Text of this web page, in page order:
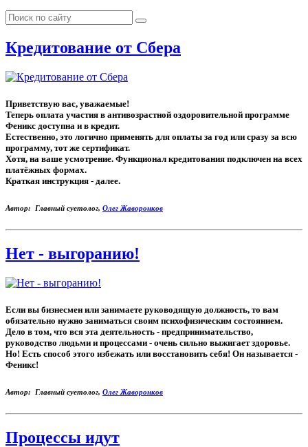
Кредитование от Сбера
Приветствую вас, уважаемые!
Теперь оплата участия в антивозрастной оздоровительной программе
Феникс доступна и в кредит.
Естественно, это логично применять для оплаты за год или сразу за всю
программу, тот же сертификат.
Хотя, на ваше усмотрение. Функционал кредитования подключен на всех
платёжных формах.
Краткая инструкция - далее.
Автор: Главный суетолог, Олег Жаворонков
Нет - выгоранию!
Если вы бизнесмен или занимаете руководящую должность, то вам
обязательно нужно заниматься своим психофизическим состоянием.
Дело в том, что вся эта деятельность - предпринимательство,
руководство людьми и процессами - очень сильно выжигает здоровье.
Но! Есть способ этого избежать или восстановить себя! Он называется -
Феникс!
Автор: Главный суетолог, Олег Жаворонков
Процессы идут